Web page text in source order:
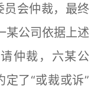
员会仲裁，最终
某公司依据上述
仲裁，六某公
了“或裁或诉”